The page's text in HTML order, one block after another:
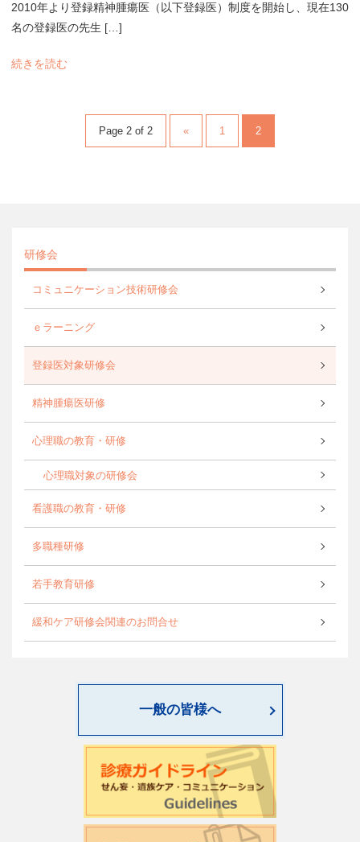
2010年より登録精神腫瘍医（以下登録医）制度を開始し、現在130
名の登録医の先生 […]
続きを読む
Page 2 of 2 « 1 2
研修会
コミュニケーション技術研修会
ｅラーニング
登録医対象研修会
精神腫瘍医研修
心理職の教育・研修
心理職対象の研修会
看護職の教育・研修
多職種研修
若手教育研修
緩和ケア研修会関連のお問合せ
一般の皆様へ